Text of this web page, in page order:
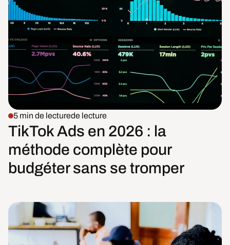
5 min de lecturede lecture
TikTok Ads en 2026 : la
méthode complète pour
budgéter sans se tromper